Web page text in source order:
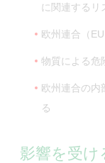
に関連するリ
欧州連合（
物質による危
欧州連合の内
る
影響を受